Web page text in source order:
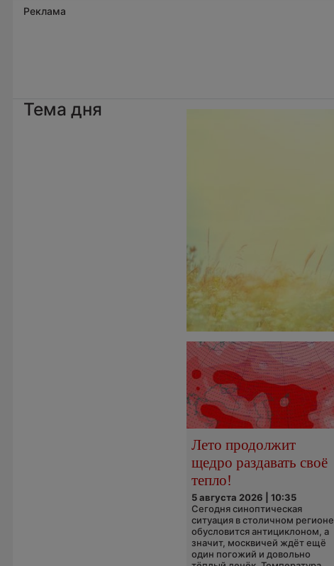
Реклама
Тема дня
Лето продолжит
щедро раздавать своё
тепло!
5 августа 2026 | 10:35
Сегодня синоптическая
ситуация в столичном регионе
обусловится антициклоном, а
значит, москвичей ждёт ещё
один погожий и довольно